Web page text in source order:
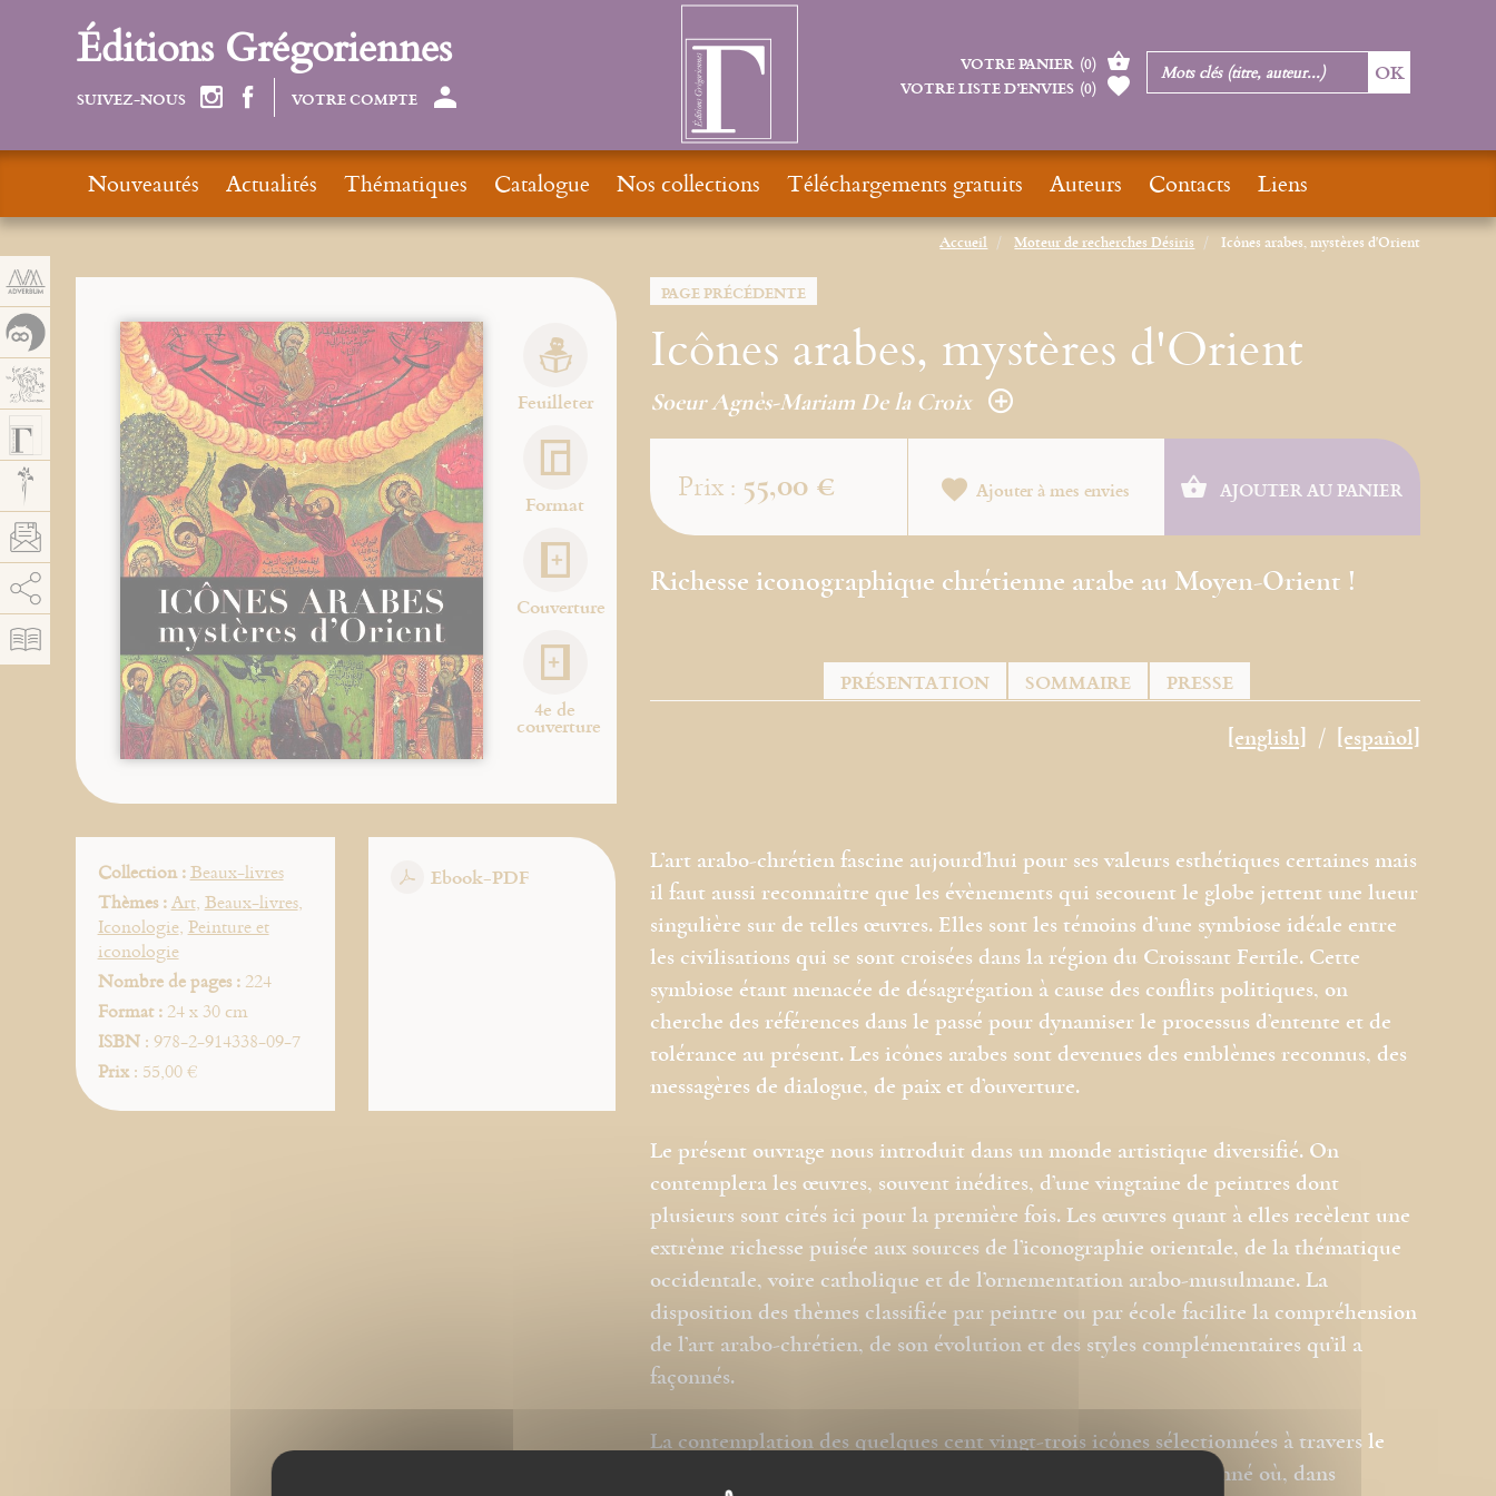
Accueil Moteur de recherches Désiris Icônes arabes, mystères d'Orient
PAGE PRÉCÉDENTE
Icônes arabes, mystères d'Orient
Soeur Agnès-Mariam De la Croix
Feuilleter
Format
Couverture
4e de
couverture
Collection :Beaux-livres
Thèmes :Art, Beaux-livres,
Iconologie, Peinture et
iconologie
Nombre de pages :224
Format :24 x 30 cm
ISBN: 978-2-914338-09-7
Prix: 55,00 €
Ebook-PDF
Prix : 55,00 € Ajouter à mes envies AJOUTER AU PANIER
Richesse iconographique chrétienne arabe au Moyen-Orient !
PRÉSENTATION SOMMAIRE PRESSE
[english] [español]
L’art arabo-chrétien fascine aujourd’hui pour ses valeurs esthétiques certaines mais
il faut aussi reconnaître que les évènements qui secouent le globe jettent une lueur
singulière sur de telles œuvres. Elles sont les témoins d’une symbiose idéale entre
les civilisations qui se sont croisées dans la région du Croissant Fertile. Cette
symbiose étant menacée de désagrégation à cause des conflits politiques, on
cherche des références dans le passé pour dynamiser le processus d’entente et de
tolérance au présent. Les icônes arabes sont devenues des emblèmes reconnus, des
messagères de dialogue, de paix et d’ouverture.
Le présent ouvrage nous introduit dans un monde artistique diversifié. On
contemplera les œuvres, souvent inédites, d’une vingtaine de peintres dont
plusieurs sont cités ici pour la première fois. Les œuvres quant à elles recèlent une
extrême richesse puisée aux sources de l’iconographie orientale, de la thématique
occidentale, voire catholique et de l’ornementation arabo-musulmane. La
disposition des thèmes classifiée par peintre ou par école facilite la compréhension
de l’art arabo-chrétien, de son évolution et des styles complémentaires qu’il a
façonnés.
La contemplation des quelquescent vingt-trois icônes sélectionnées à travers le
nous fera pénétrer dans un univers insoupçonné où, dans
Éditions Grégoriennes
SUIVEZ-NOUS VOTRE COMPTE
VOTRE PANIER (0)
VOTRE LISTE D’ENVIES (0)
Nouveautés Actualités Thématiques Catalogue Nos collections Téléchargements gratuits Auteurs Contacts Liens
AddThis est désactivé. Autoriser
Panneau de gestion des cookies